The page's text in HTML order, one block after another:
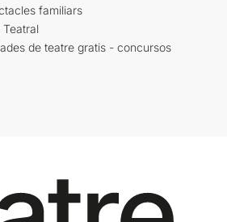
familiars
de teatre gratis - concursos